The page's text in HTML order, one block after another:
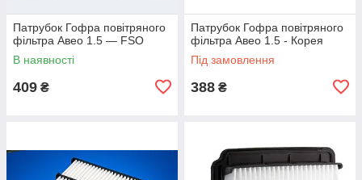
Патрубок Гофра повітряного
фільтра Авео 1.5 — FSO
В наявності
409 ₴
Патрубок Гофра повітряного
фільтра Авео 1.5 - Корея
Під замовлення
388 ₴